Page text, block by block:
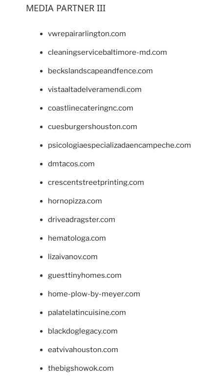
MEDIA PARTNER III
vwrepairarlington.com
cleaningservicebaltimore-md.com
beckslandscapeandfence.com
vistaaltadelveramendi.com
coastlinecateringnc.com
cuesburgershouston.com
psicologiaespecializadaencampeche.com
dmtacos.com
crescentstreetprinting.com
hornopizza.com
driveadragster.com
hematologa.com
lizaivanov.com
guesttinyhomes.com
home-plow-by-meyer.com
palatelatincuisine.com
blackdoglegacy.com
eatvivahouston.com
thebigshowok.com